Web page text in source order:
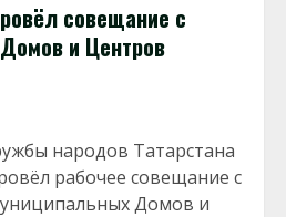
совещание с
и Центров
народов Татарстана
рабочее совещание с
Домов и